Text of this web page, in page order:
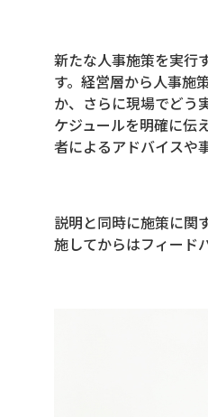
新たな人事施策を実行
す。経営層から人事施
か、さらに現場でどう
ケジュールを明確に伝
者によるアドバイスや
説明と同時に施策に関
施してからはフィード